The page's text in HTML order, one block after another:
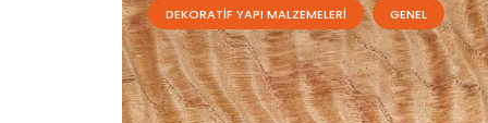
DEKORATIF YAPI MALZEMELERI GENEL